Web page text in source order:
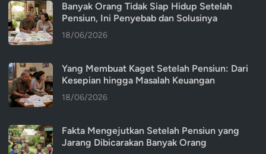
Banyak Orang Tidak Siap Hidup Setelah
Pensiun, Ini Penyebab dan Solusinya
18/06/2026
Yang Membuat Kaget Setelah Pensiun: Dari
Kesepian hingga Masalah Keuangan
18/06/2026
Fakta Mengejutkan Setelah Pensiun yang
Jarang Dibicarakan Banyak Orang